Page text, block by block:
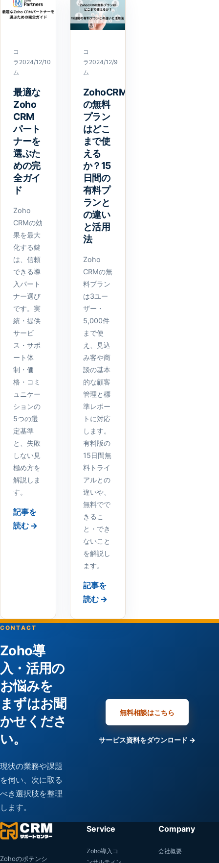
コ
ラ
ム
2024/12/10
最適な
Zoho
CRM
パート
ナーを
選ぶた
めの完
全ガイ
ド
Zoho
CRMの効
果を最大
化する鍵
は、信頼
できる導
入パート
ナー選び
です。実
績・提供
サービ
ス・サポ
ート体
制・価
格・コミ
ュニケー
ションの
5つの選
定基準
と、失敗
しない見
極め方を
解説しま
す。
記事を
読む →
コ
ラ
ム
2024/12/9
ZohoCRM
の無料
プラン
はどこ
まで使
える
か？15
日間の
有料プ
ランと
の違い
と活用
法
Zoho
CRMの無
料プラン
は3ユー
ザー・
5,000件
まで使
え、見込
み客や商
談の基本
的な顧客
管理と標
準レポー
トに対応
します。
有料版の
15日間無
料トライ
アルとの
違いや、
無料でで
きるこ
と・でき
ないこと
を解説し
ます。
記事を
読む →
CONTACT
Zoho導
入・活用の
お悩みを
まずはお聞
かせくださ
い。
現状の業務や課題
を伺い、次に取る
べき選択肢を整理
します。
無料相談はこちら
サービス資料をダウンロード →
Zohoのポテンシ
Service
Zoho導入コ
Company
会社概要